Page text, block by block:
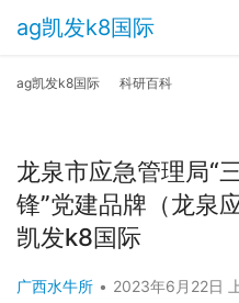
ag凯发k8国际
ag凯发k8国际 科研百科
龙泉市应急管理局“
锋”党建品牌（龙泉
凯发k8国际
广西水牛所 • 2023年6月22日